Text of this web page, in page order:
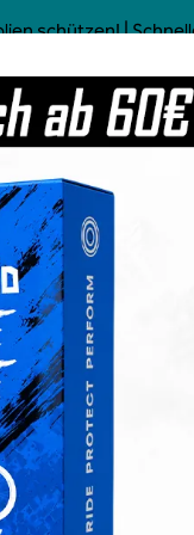
schützen! |
Gravelbike
black -
BEI UNS IM SHOP
BEI UNS IM SHOP